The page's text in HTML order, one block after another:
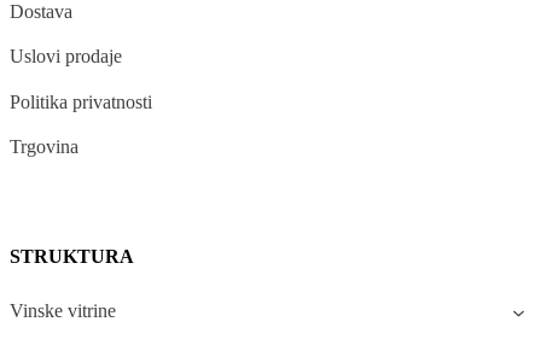
Dostava
Uslovi prodaje
Politika privatnosti
Trgovina
STRUKTURA
Vinske vitrine